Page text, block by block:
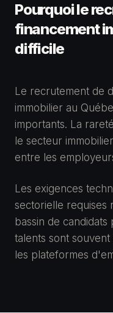
Pourquoi le
financement
difficile
Le recrutement de
immobilier au
importants. La
le secteur
entre les
Les exigences
sectorielle requises
bassin de
talents sont
les plateformes